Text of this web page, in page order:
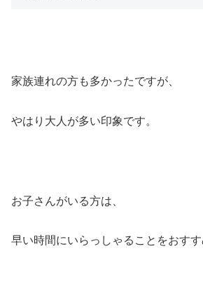
家族連れの方も多かったですが、
やはり大人が多い印象です。
お子さんがいる方は、
早い時間にいらっしゃることをおすす